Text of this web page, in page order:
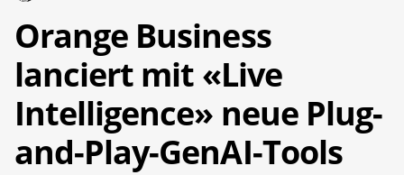
Orange Business
lanciert mit «Live
Intelligence» neue Plug-
and-Play-GenAI-Tools